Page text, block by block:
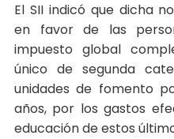
El SII indicó que dicha
en favor de las
impuesto global
único de segunda
unidades de fomento
años, por los gastos
educación de estos